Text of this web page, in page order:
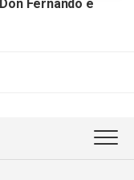
Fernando e